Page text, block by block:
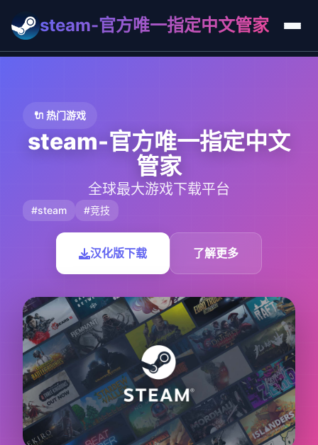
steam-官方唯一指定中文管家
🔌 热门游戏
steam-官方唯一指定中文
管家
全球最大游戏下载平台
#steam #竞技
汉化版下载 了解更多